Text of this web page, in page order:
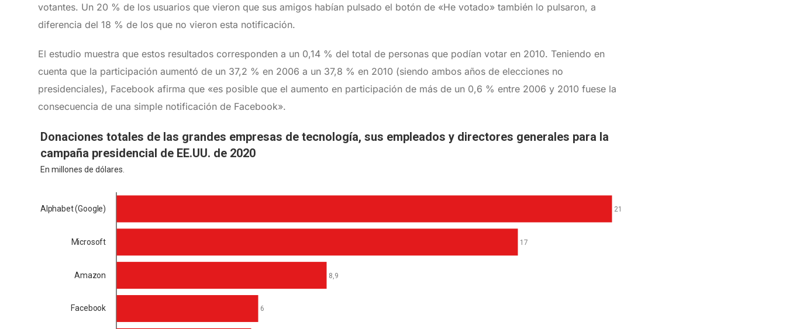
votantes. Un 20 % de los usuarios que vieron que sus amigos habían pulsado el botón de «He votado» también lo pulsaron, a
diferencia del 18 % de los que no vieron esta notificación.
El estudio muestra que estos resultados corresponden a un 0,14 % del total de personas que podían votar en 2010. Teniendo en
cuenta que la participación aumentó de un 37,2 % en 2006 a un 37,8 % en 2010 (siendo ambos años de elecciones no
presidenciales), Facebook afirma que «es posible que el aumento en participación de más de un 0,6 % entre 2006 y 2010 fuese la
consecuencia de una simple notificación de Facebook».